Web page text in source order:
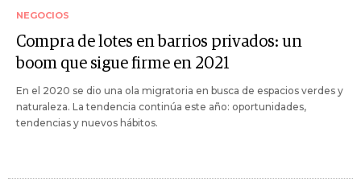
NEGOCIOS
Compra de lotes en barrios privados: un
boom que sigue firme en 2021
En el 2020 se dio una ola migratoria en busca de espacios verdes y
naturaleza. La tendencia continúa este año: oportunidades,
tendencias y nuevos hábitos.